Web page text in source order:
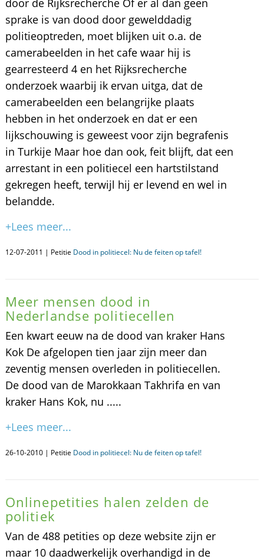
door de Rijksrecherche Of er al dan geen
sprake is van dood door gewelddadig
politieoptreden, moet blijken uit o.a. de
camerabeelden in het cafe waar hij is
gearresteerd 4 en het Rijksrecherche
onderzoek waarbij ik ervan uitga, dat de
camerabeelden een belangrijke plaats
hebben in het onderzoek en dat er een
lijkschouwing is geweest voor zijn begrafenis
in Turkije Maar hoe dan ook, feit blijft, dat een
arrestant in een politiecel een hartstilstand
gekregen heeft, terwijl hij er levend en wel in
belandde.
+Lees meer...
12-07-2011 | Petitie Dood in politiecel: Nu de feiten op tafel!
Meer mensen dood in
Nederlandse politiecellen
Een kwart eeuw na de dood van kraker Hans
Kok De afgelopen tien jaar zijn meer dan
zeventig mensen overleden in politiecellen.
De dood van de Marokkaan Takhrifa en van
kraker Hans Kok, nu .....
+Lees meer...
26-10-2010 | Petitie Dood in politiecel: Nu de feiten op tafel!
Onlinepetities halen zelden de
politiek
Van de 488 petities op deze website zijn er
maar 10 daadwerkelijk overhandigd in de